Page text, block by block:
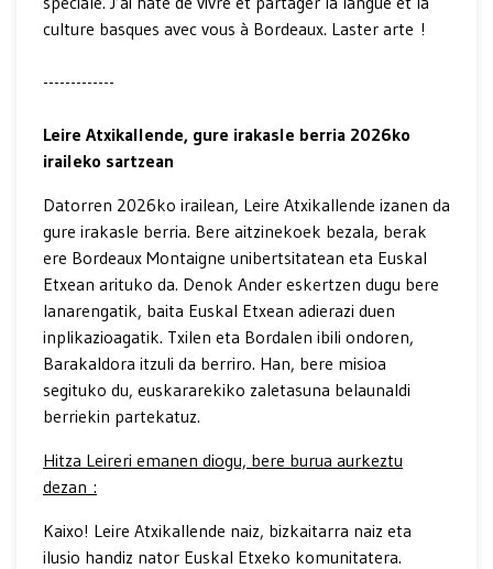
culture basques avec vous à Bordeaux. Laster arte !
-------------
Leire Atxikallende, gure irakasle berria 2026ko
iraileko sartzean
Datorren 2026ko irailean, Leire Atxikallende izanen da
gure irakasle berria. Bere aitzinekoek bezala, berak
ere Bordeaux Montaigne unibertsitatean eta Euskal
Etxean arituko da. Denok Ander eskertzen dugu bere
lanarengatik, baita Euskal Etxean adierazi duen
inplikazioagatik. Txilen eta Bordalen ibili ondoren,
Barakaldora itzuli da berriro. Han, bere misioa
segituko du, euskararekiko zaletasuna belaunaldi
berriekin partekatuz.
Hitza Leireri emanen diogu, bere burua aurkeztu
dezan :
Kaixo! Leire Atxikallende naiz, bizkaitarra naiz eta
ilusio handiz nator Euskal Etxeko komunitatera.